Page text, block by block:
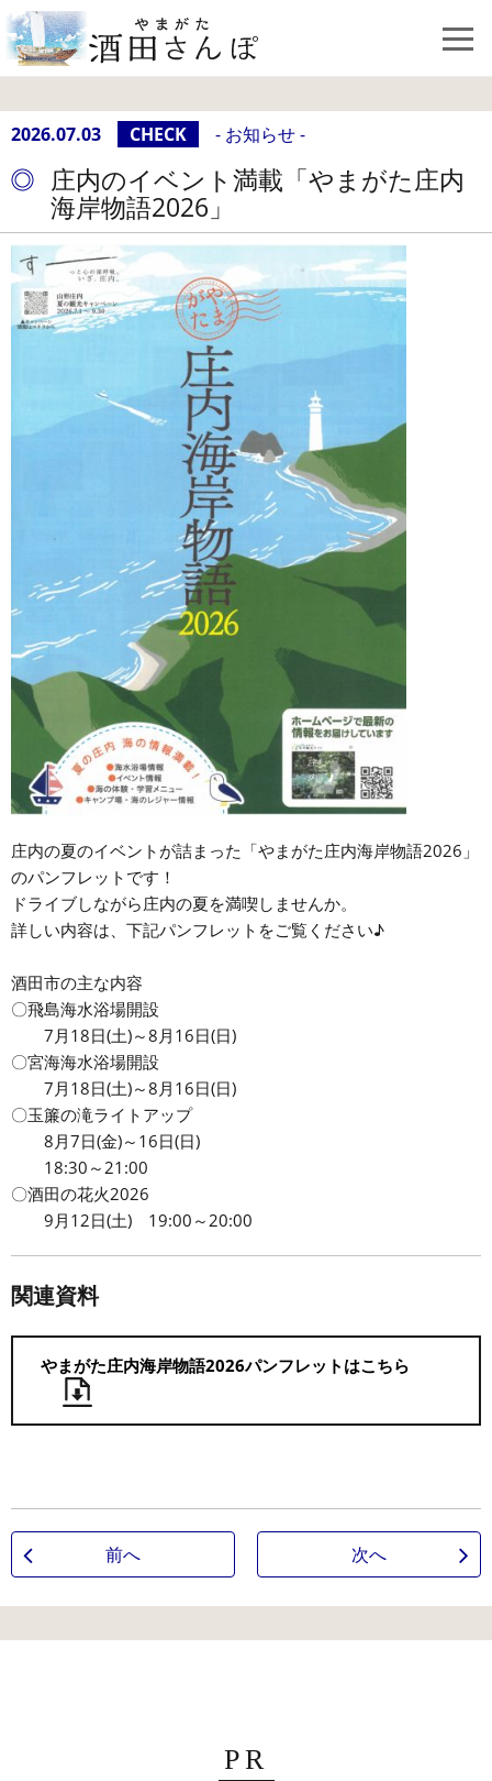
2026.07.03 CHECK - お知らせ -
庄内のイベント満載「やまがた庄内
海岸物語2026」
庄内の夏のイベントが詰まった「やまがた庄内海岸物語2026」
のパンフレットです！
ドライブしながら庄内の夏を満喫しませんか。
詳しい内容は、下記パンフレットをご覧ください♪
酒田市の主な内容
〇飛島海水浴場開設
7月18日(土)～8月16日(日)
〇宮海海水浴場開設
7月18日(土)～8月16日(日)
〇玉簾の滝ライトアップ
8月7日(金)～16日(日)
18:30～21:00
〇酒田の花火2026
9月12日(土) 19:00～20:00
関連資料
やまがた庄内海岸物語2026パンフレットはこちら
前へ 次へ
PR